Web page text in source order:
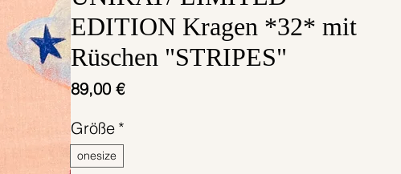
EDITION Kragen *32* mit
Rüschen "STRIPES"
89,00 €Preis
Größe *
onesize